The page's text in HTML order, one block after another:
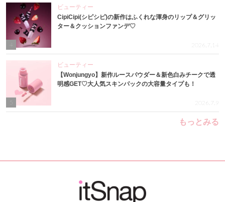
ビューティー
CipiCipi(シピシピ)の新作はふくれな渾身のリップ＆グリッ
ター＆クッションファンデ♡
2026.7.14
ビューティー
【Wonjungyo】新作ルースパウダー＆新色白みチークで透
明感GET♡大人気スキンパックの大容量タイプも！
2026.7.9
もっとみる